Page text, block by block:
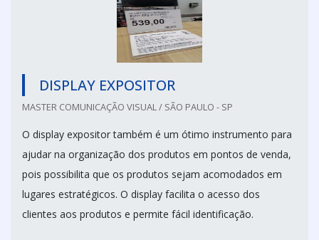
DISPLAY EXPOSITOR
MASTER COMUNICAÇÃO VISUAL / SÃO PAULO - SP
O display expositor também é um ótimo instrumento para
ajudar na organização dos produtos em pontos de venda,
pois possibilita que os produtos sejam acomodados em
lugares estratégicos. O display facilita o acesso dos
clientes aos produtos e permite fácil identificação.